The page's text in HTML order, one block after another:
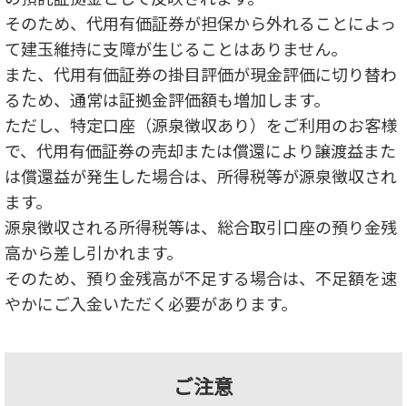
そのため、代用有価証券が担保から外れることによっ
て建玉維持に支障が生じることはありません。
また、代用有価証券の掛目評価が現金評価に切り替わ
るため、通常は証拠金評価額も増加します。
ただし、特定口座（源泉徴収あり）をご利用のお客様
で、代用有価証券の売却または償還により譲渡益また
は償還益が発生した場合は、所得税等が源泉徴収され
ます。
源泉徴収される所得税等は、総合取引口座の預り金残
高から差し引かれます。
そのため、預り金残高が不足する場合は、不足額を速
やかにご入金いただく必要があります。
ご注意